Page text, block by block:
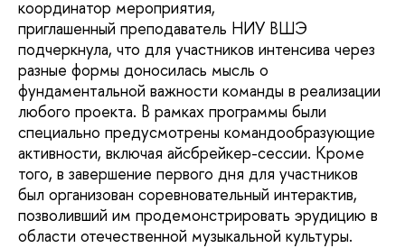
координатор мероприятия,
приглашенный преподаватель НИУ ВШЭ
подчеркнула, что для участников интенсива через
разные формы доносилась мысль о
фундаментальной важности команды в реализации
любого проекта. В рамках программы были
специально предусмотрены командообразующие
активности, включая айсбрейкер-сессии. Кроме
того, в завершение первого дня для участников
был организован соревновательный интерактив,
позволивший им продемонстрировать эрудицию в
области отечественной музыкальной культуры.